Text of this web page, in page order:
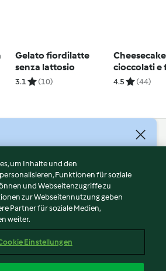
Gelato fiordilatte
senza lattosio
3.1 (10)
cioccolati e
4.5 (44)
um Inhalte und den
Funktionen für soziale
und Webseitenzugriffe zu
zur Webseitennutzung geben
Partner für soziale Medien,
weiter.
Einstellungen